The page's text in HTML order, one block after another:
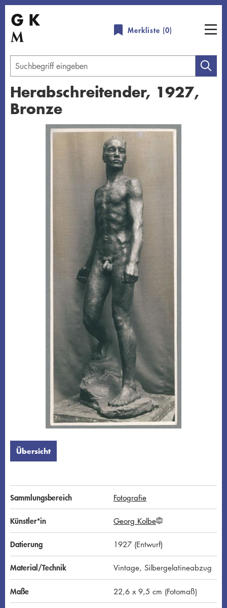
Direkt
zum
Inhalt
Merkliste (0)
Geben
Sie
einen
Suchbegriff
Herabschreitender, 1927,
Bronze
Übersicht schließen
Übersicht
Sammlungsbereich Fotografie
Künstler*in Georg KolbeG
N
D
Datierung 1927 (Entwurf)
Material/Technik Vintage, Silbergelatineabzug
Maße 22,6 x 9,5 cm (Fotomaß)